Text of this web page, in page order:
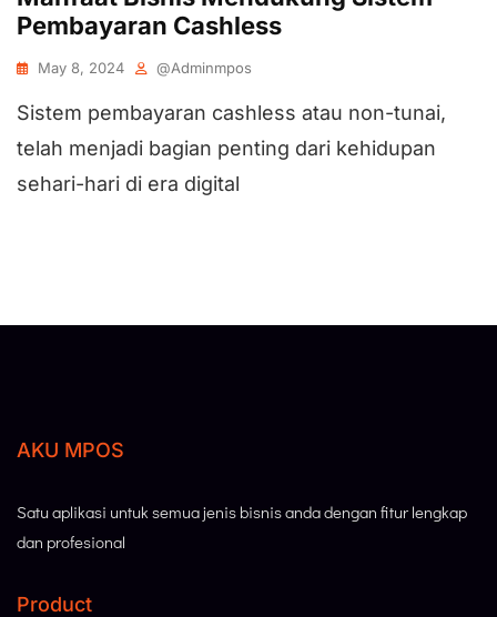
Pembayaran Cashless
May 8, 2024 @adminmpos
Sistem pembayaran cashless atau non-tunai,
telah menjadi bagian penting dari kehidupan
sehari-hari di era digital
AKU MPOS
Satu aplikasi untuk semua jenis bisnis anda dengan fitur lengkap
dan profesional
Product